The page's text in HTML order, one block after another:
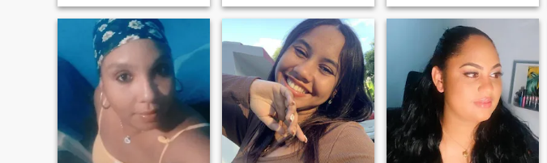
kennenzulernen 💕 Ich liebe
den Strand, die Tiere, den
Mond und Fotos oder die
Natur zu machen ❤ wenn Sie
respektiert werden wollen,
müssen Sie auch andere
Menschen respektieren ❤
ich eine sehr gesellige und
sorglose Person, die ihre gute
Stimmung mit allen teilt. Ich
hoffe, dass ich eine gute Frau
und Mutter sein kann, und
deshalb bin ich hier auf
dieser Seite, um etwas
echtes und bedeutungsvolles
zu finden♥♥
möchte Freunde haben und
vielleicht die Liebe meines
Lebens, die ich hier finde,
habe viele schlechte
Erfahrungen gemacht